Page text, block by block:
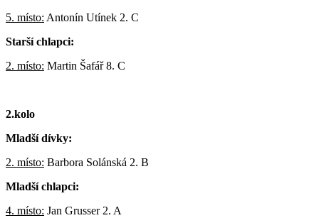
5. místo: Antonín Utínek 2. C
Starší chlapci:
2. místo: Martin Šafář 8. C
2.kolo
Mladší dívky:
2. místo: Barbora Solánská 2. B
Mladší chlapci:
4. místo: Jan Grusser 2. A